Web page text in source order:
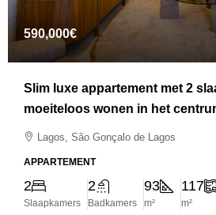
590,000€
Slim luxe appartement met 2
moeiteloos wonen in het
Lagos, São Gonçalo de Lagos
APPARTEMENT
2
Slaapkamers
2
Badkamers
93
m²
117
m²